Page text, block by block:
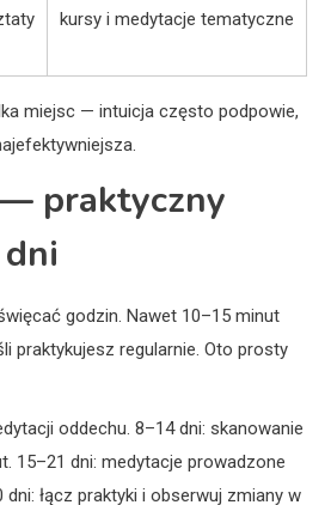
kursy i medytacje tematyczne
miejsc — intuicja często podpowie,
— praktyczny
godzin. Nawet 10–15 minut
praktykujesz regularnie. Oto prosty
oddechu. 8–14 dni: skanowanie
15–21 dni: medytacje prowadzone
dni: łącz praktyki i obserwuj zmiany w